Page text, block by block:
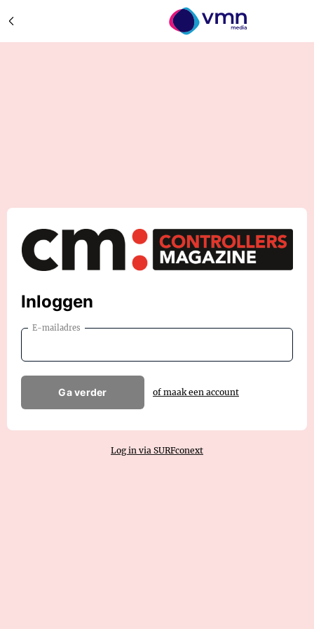
Inloggen
E-mailadres
Ga verder of maak een account
Log in via SURFconext